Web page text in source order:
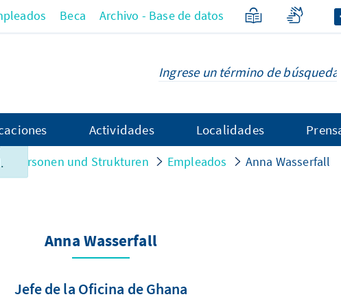
Beca Archivo - Base de datos
Actividades Localidades
Personen und Strukturen Empleados Anna Wasserfall
Anna Wasserfall
Jefe de la Oficina de Ghana